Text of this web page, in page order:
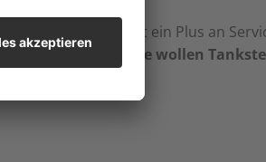
bieten bewusst ein Plus an
wollen.
Sie wollen